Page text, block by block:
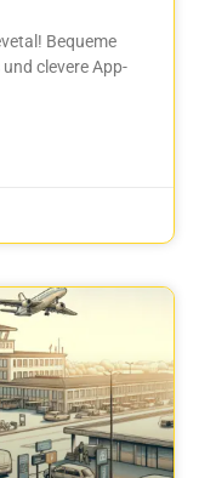
Bequeme
clevere App-